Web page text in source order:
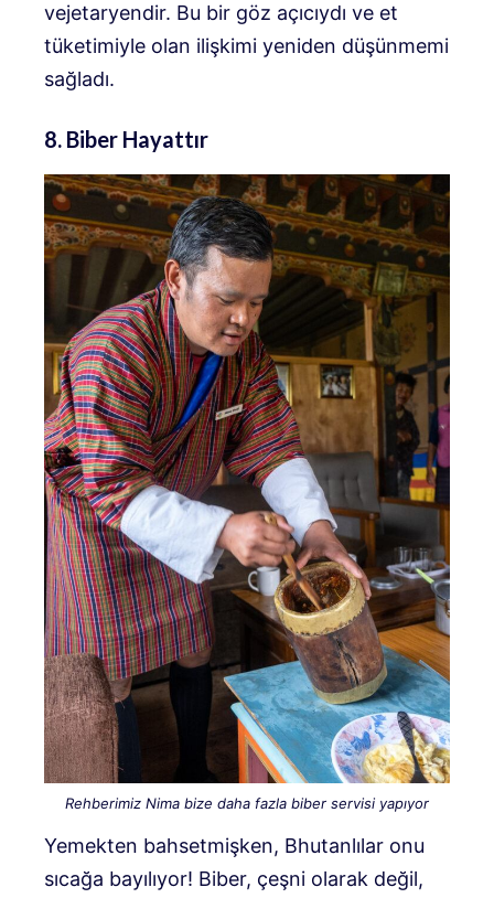
vejetaryendir. Bu bir göz açıcıydı ve et
tüketimiyle olan ilişkimi yeniden düşünmemi
sağladı.
8. Biber Hayattır
Rehberimiz Nima bize daha fazla biber servisi yapıyor
Yemekten bahsetmişken, Bhutanlılar onu
sıcağa bayılıyor! Biber, çeşni olarak değil,